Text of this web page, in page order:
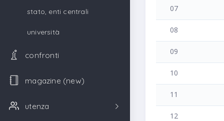
stato, enti centrali
università
confronti
magazine (new)
utenza
07
08
09
10
11
12